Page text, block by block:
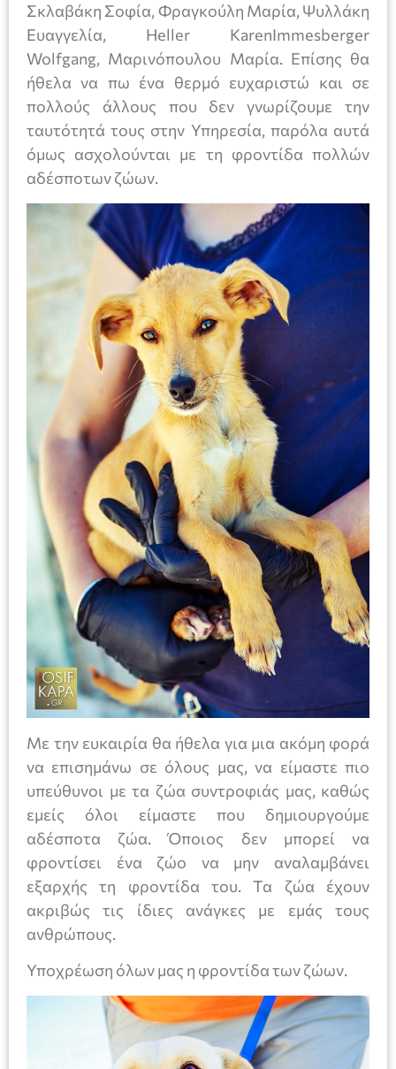
Σκλαβάκη Σοφία, Φραγκούλη Μαρία, Ψυλλάκη
Ευαγγελία, Heller KarenImmesberger
Wolfgang, Μαρινόπουλου Μαρία. Επίσης θα
ήθελα να πω ένα θερμό ευχαριστώ και σε
πολλούς άλλους που δεν γνωρίζουμε την
ταυτότητά τους στην Υπηρεσία, παρόλα αυτά
όμως ασχολούνται με τη φροντίδα πολλών
αδέσποτων ζώων.
Με την ευκαιρία θα ήθελα για μια ακόμη φορά
να επισημάνω σε όλους μας, να είμαστε πιο
υπεύθυνοι με τα ζώα συντροφιάς μας, καθώς
εμείς όλοι είμαστε που δημιουργούμε
αδέσποτα ζώα. Όποιος δεν μπορεί να
φροντίσει ένα ζώο να μην αναλαμβάνει
εξαρχής τη φροντίδα του. Τα ζώα έχουν
ακριβώς τις ίδιες ανάγκες με εμάς τους
ανθρώπους.
Υποχρέωση όλων μας η φροντίδα των ζώων.